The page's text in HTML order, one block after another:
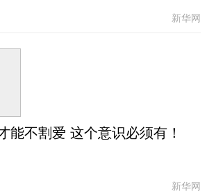
新华网
能不割爱 这个意识必须有！
新华网